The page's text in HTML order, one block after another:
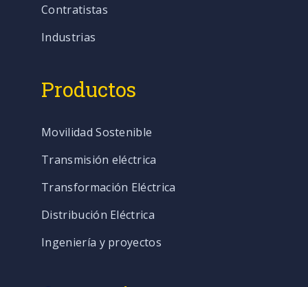
Contratistas
Industrias
Productos
Movilidad Sostenible
Transmisión eléctrica
Transformación Eléctrica
Distribución Eléctrica
Ingeniería y proyectos